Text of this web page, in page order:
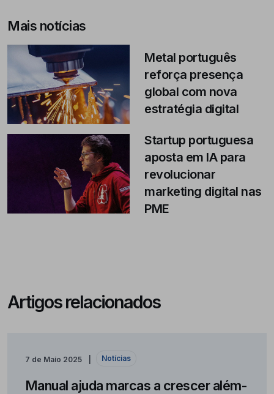
Mais notícias
Metal português
reforça presença
global com nova
estratégia digital
Startup portuguesa
aposta em IA para
revolucionar
marketing digital nas
PME
Artigos relacionados
7 de Maio 2025 Notícias
Manual ajuda marcas a crescer além-